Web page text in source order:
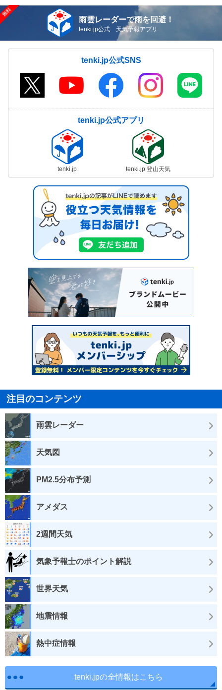
雨雲レーダーで雨を回避！
tenki.jp公式 天気予報アプリ
tenki.jp公式SNS
tenki.jp公式アプリ
tenki.jp tenki.jp 登山天気
注目のコンテンツ
雨雲レーダー
天気図
PM2.5分布予測
アメダス
2週間天気
気象予報士のポイント解説
世界天気
地震情報
熱中症情報
tenki.jpの全情報はこちら